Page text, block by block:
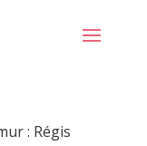
: Régis